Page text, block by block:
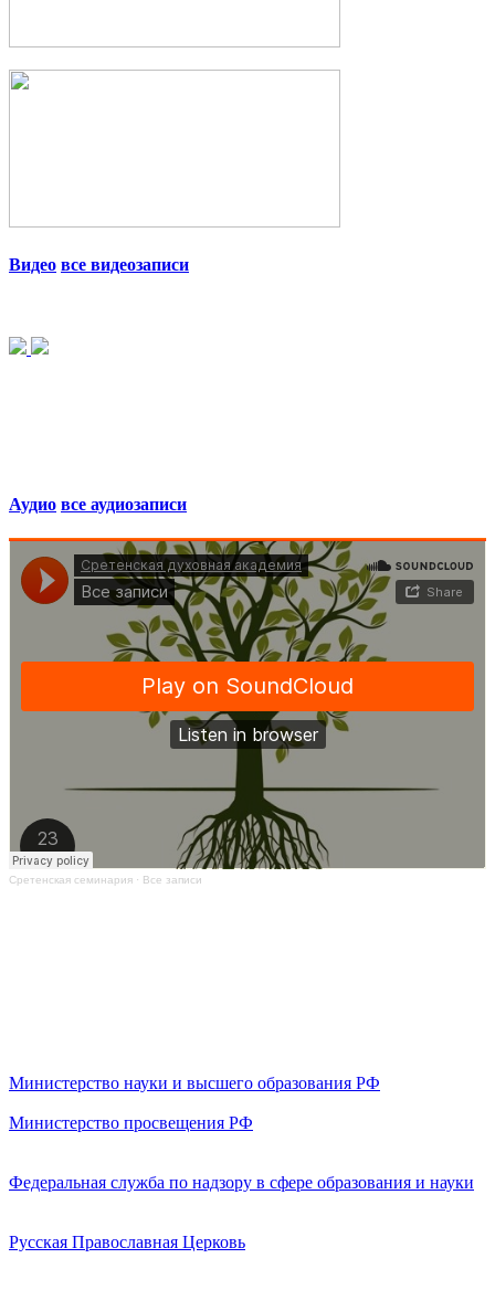
Видео все видеозаписи
Аудио все аудиозаписи
Сретенская семинария · Все записи
Министерство науки и высшего образования РФ
Министерство просвещения РФ
Федеральная служба по надзору в сфере образования и науки
Русская Православная Церковь